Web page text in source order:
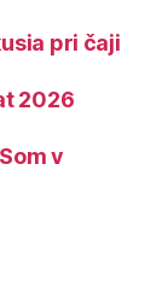
pri čaji
2026
Som v